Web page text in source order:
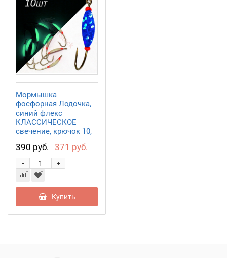
Мормышка
фосфорная Лодочка,
синий флекс
КЛАССИЧЕСКОЕ
свечение, крючок 10,
390 руб. 371 руб.
+
-
Купить